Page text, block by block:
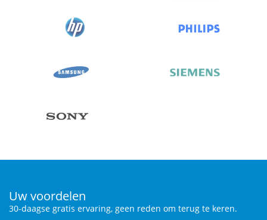
Uw voordelen
30-daagse gratis ervaring, geen reden om terug te keren.